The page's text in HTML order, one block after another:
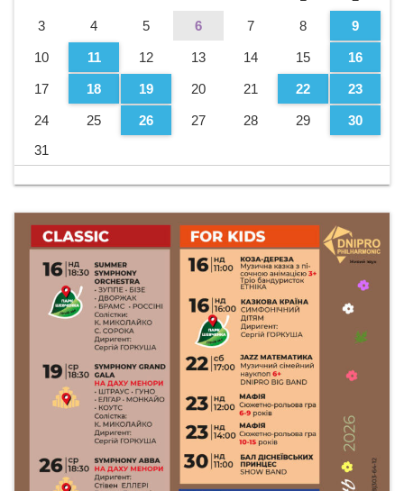
3
4 5 6 7 8 9
10 11 12 13 14 15 16
17 18 19 20 21 22 23
24 25 26 27 28 29
30
31